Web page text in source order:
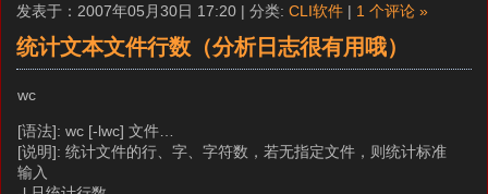
发表于：2007年05月30日 17:20 | 分类: CLI软件 | 1 个评论 »
统计文本文件行数（分析日志很有用哦）
wc
[语法]: wc [-lwc] 文件…
[说明]: 统计文件的行、字、字符数，若无指定文件，则统计标准
输入